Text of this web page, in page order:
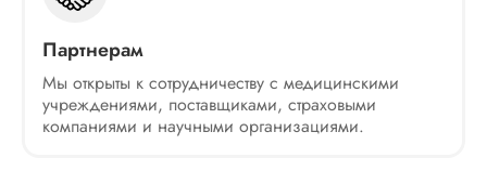
Партнерам
Мы открыты к сотрудничеству с медицинскими
учреждениями, поставщиками, страховыми
компаниями и научными организациями.